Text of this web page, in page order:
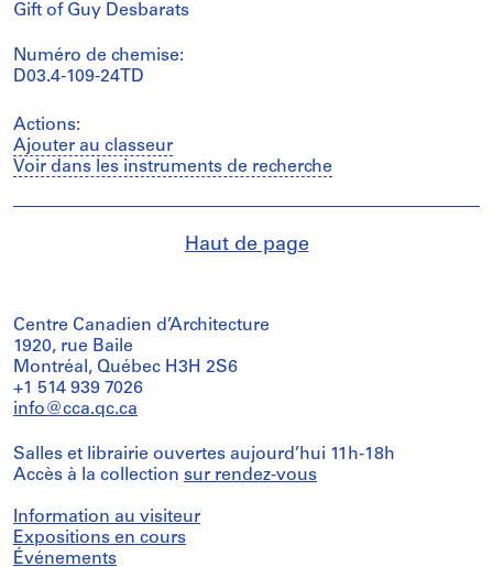
Gift of Guy Desbarats
Numéro de chemise:
D03.4-109-24TD
Actions:
Ajouter au classeur
Voir dans les instruments de recherche
Haut de page
Centre Canadien d’Architecture
1920, rue Baile
Montréal, Québec H3H 2S6
+1 514 939 7026
info@cca.qc.ca
Salles et librairie ouvertes aujourd’hui 11h-18h
Accès à la collection sur rendez-vous
Information au visiteur
Expositions en cours
Événements